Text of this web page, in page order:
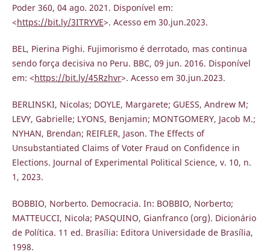
Poder 360, 04 ago. 2021. Disponível em:
<https://bit.ly/3ITRYVE>. Acesso em 30.jun.2023.
BEL, Pierina Pighi. Fujimorismo é derrotado, mas continua
sendo força decisiva no Peru. BBC, 09 jun. 2016. Disponível
em: <https://bit.ly/45Rzhvr>. Acesso em 30.jun.2023.
BERLINSKI, Nicolas; DOYLE, Margarete; GUESS, Andrew M;
LEVY, Gabrielle; LYONS, Benjamin; MONTGOMERY, Jacob M.;
NYHAN, Brendan; REIFLER, Jason. The Effects of
Unsubstantiated Claims of Voter Fraud on Confidence in
Elections. Journal of Experimental Political Science, v. 10, n.
1, 2023.
BOBBIO, Norberto. Democracia. In: BOBBIO, Norberto;
MATTEUCCI, Nicola; PASQUINO, Gianfranco (org). Dicionário
de Política. 11 ed. Brasília: Editora Universidade de Brasília,
1998.